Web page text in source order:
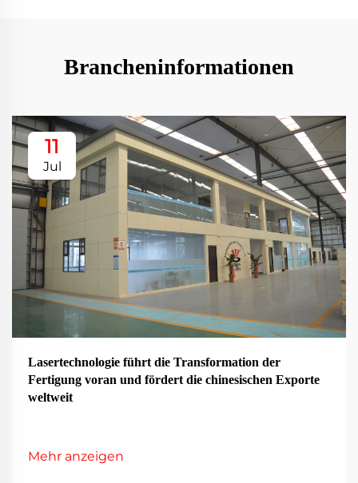
Brancheninformationen
11
Jul
Lasertechnologie führt die Transformation der
Fertigung voran und fördert die chinesischen Exporte
weltweit
Mehr anzeigen